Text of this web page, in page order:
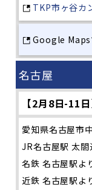
TKP市ヶ谷カ
Google Maps
名古屋
【2月8日-11
愛知県名古屋市
JR名古屋駅 太
名鉄 名古屋駅よ
近鉄 名古屋駅よ